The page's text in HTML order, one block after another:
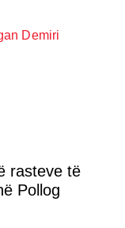
rasteve të
Pollog